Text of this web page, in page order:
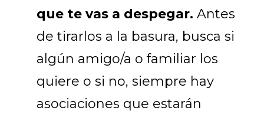
que te vas a despegar. Antes
de tirarlos a la basura, busca si
algún amigo/a o familiar los
quiere o si no, siempre hay
asociaciones que estarán